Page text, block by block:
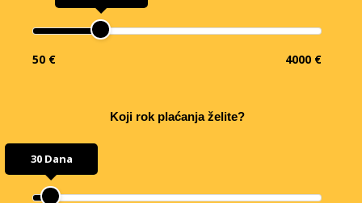
50 € 4000 €
Koji rok plaćanja želite?
30 Dana